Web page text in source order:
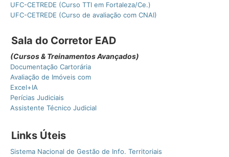
UFC-CETREDE (Curso TTI em Fortaleza/Ce.)
UFC-CETREDE (Curso de avaliação com CNAI)
Sala do Corretor EAD
(Cursos & Treinamentos Avançados)
Documentação Cartorária
Avaliação de Imóveis com
Excel+IA
Perícias Judiciais
Assistente Técnico Judicial
Links Úteis
Sistema Nacional de Gestão de Info. Territoriais